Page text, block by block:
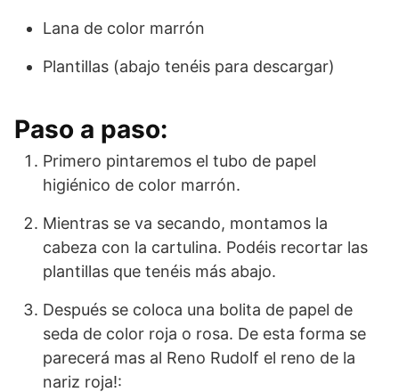
Lana de color marrón
Plantillas (abajo tenéis para descargar)
Paso a paso:
Primero pintaremos el tubo de papel
higiénico de color marrón.
Mientras se va secando, montamos la
cabeza con la cartulina. Podéis recortar las
plantillas que tenéis más abajo.
Después se coloca una bolita de papel de
seda de color roja o rosa. De esta forma se
parecerá mas al Reno Rudolf el reno de la
nariz roja!: